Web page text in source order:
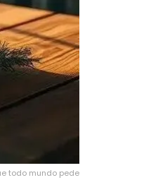
todo mundo pede